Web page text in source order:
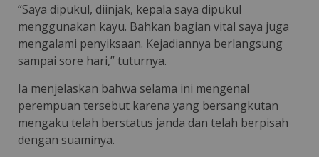
“Saya dipukul, diinjak, kepala saya dipukul
menggunakan kayu. Bahkan bagian vital saya juga
mengalami penyiksaan. Kejadiannya berlangsung
sampai sore hari,” tuturnya.
Ia menjelaskan bahwa selama ini mengenal
perempuan tersebut karena yang bersangkutan
mengaku telah berstatus janda dan telah berpisah
dengan suaminya.